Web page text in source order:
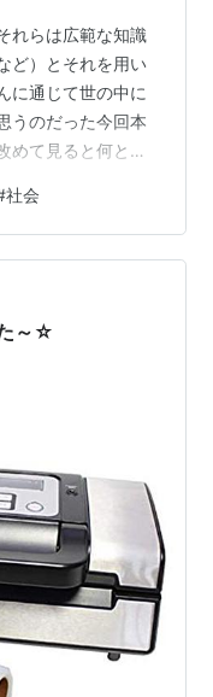
れらは広範な知識
ど）とそれを用い
に通じて世の中に
うのだった今回本
めて見ると何と自
は認めるしかな
ほうが勝ちだと思
のでこの本の説明
解説はきっと不
沢諭吉、山本七
社会
～☆